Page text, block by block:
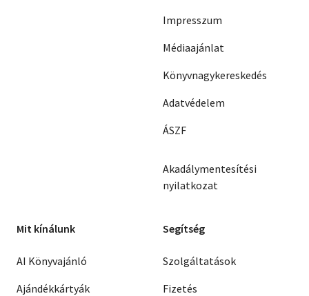
Impresszum
Médiaajánlat
Könyvnagykereskedés
Adatvédelem
ÁSZF
Akadálymentesítési
nyilatkozat
Mit kínálunk
AI Könyvajánló
Ajándékkártyák
Segítség
Szolgáltatások
Fizetés